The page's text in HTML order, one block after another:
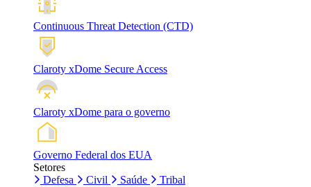
Continuous Threat Detection (CTD)
Claroty xDome Secure Access
Claroty xDome para o governo
Governo Federal dos EUA
Setores
Defesa
Civil Saúde Tribal